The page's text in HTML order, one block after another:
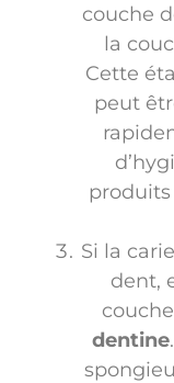
couche
la
Cette
peut
Si la
dent,
dentine